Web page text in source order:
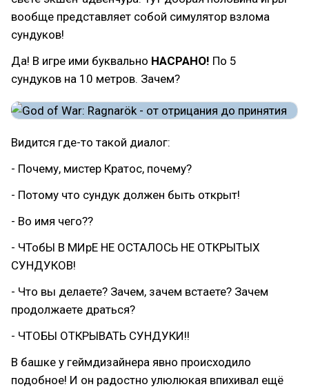
вообще представляет собой симулятор взлома
сундуков!
Да! В игре ими буквально НАСРАНО! По 5
сундуков на 10 метров. Зачем?
Видится где-то такой диалог:
- Почему, мистер Кратос, почему?
- Потому что сундук должен быть открыт!
- Во имя чего??
- ЧТобЫ В МИрЕ НЕ ОСТАЛОСЬ НЕ ОТКРЫТЫХ
СУНДУКОВ!
- Что вы делаете? Зачем, зачем встаете? Зачем
продолжаете драться?
- ЧТОБЫ ОТКРЫВАТЬ СУНДУКИ!!
В башке у геймдизайнера явно происходило
подобное! И он радостно улюлюкая впихивал ещё